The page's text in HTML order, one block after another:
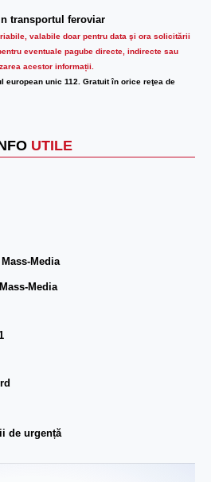
transportul feroviar
valabile doar pentru data şi ora solicitării
eventuale pagube directe, indirecte sau
acestor informații.
european unic 112. Gratuit în orice reţea de
UTILE
Media
Media
de urgență